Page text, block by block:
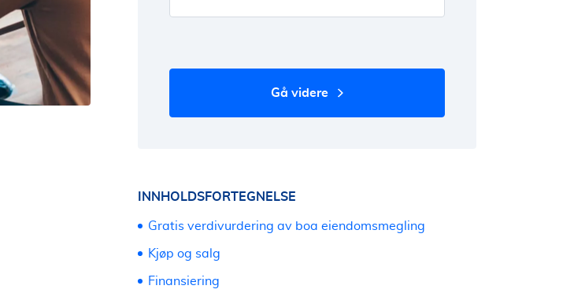
gå videre
INNHOLDSFORTEGNELSE
Gratis verdivurdering av boa eiendomsmegling
Kjøp og salg
Finansiering